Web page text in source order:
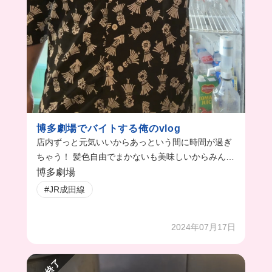
博多劇場でバイトする俺のvlog
店内ずっと元気いいからあっという間に時間が過ぎ
ちゃう！ 髪色自由でまかないも美味しいからみんな
も一緒に働こう！
博多劇場
#JR成田線
2024年07月17日